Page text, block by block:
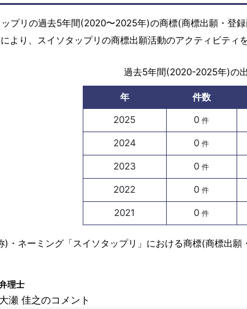
プリの過去5年間(2020〜2025年)の商標(商標出願・登
より、スイソタップリの商標出願活動のアクティビティ
過去5年間(2020-2025年)の
年 件数
2025
0件
2024 0件
2023 0件
2022 0件
2021 0件
)・ネーミング「スイソタップリ」における商標(商標出願
理士
大瀬 佳之のコメント